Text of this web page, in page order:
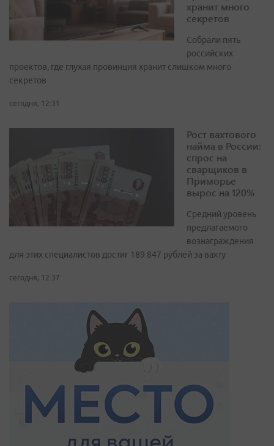
хранит много
секретов
Собрали пять
российских
проектов, где глухая провинция хранит слишком много
секретов
сегодня, 12:31
Рост вахтового
найма в России:
спрос на
сварщиков в
Приморье
вырос на 120%
Средний уровень
предлагаемого
вознаграждения
для этих специалистов достиг 189 847 рублей за вахту
сегодня, 12:37